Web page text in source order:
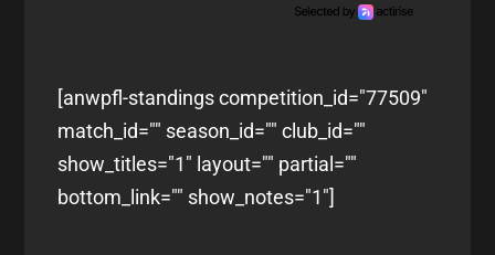
[anwpfl-standings competition_id="77509"
match_id="" season_id="" club_id=""
show_titles="1" layout="" partial=""
bottom_link="" show_notes="1"]